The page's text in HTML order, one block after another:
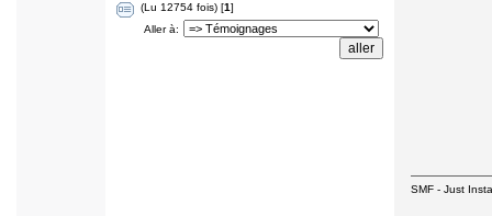
(Lu 12754 fois) [1]
Aller à:
SMF - Just